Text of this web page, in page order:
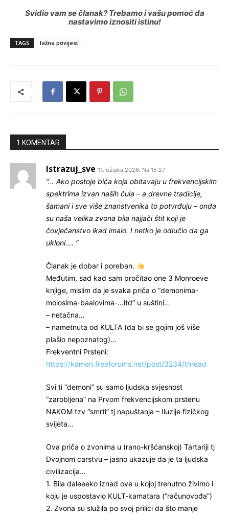
Svidio vam se članak? Trebamo i vašu pomoć da
nastavimo iznositi istinu!
TAGS lažna povijest
1 KOMENTAR
Istrazuj_sve 11. ožujka 2026. Na 15:27
“… Ako postoje bića koja obitavaju u frekvencijskim
spektrima izvan naših čula – a drevne tradicije,
šamani i sve više znanstvenika to potvrđuju – onda
su naša velika zvona bila najjači štit koji je
čovječanstvo ikad imalo. I netko je odlučio da ga
ukloni…. “
Članak je dobar i poreban.
Međutim, sad kad sam pročitao one 3 Monroeve
knjige, mislim da je svaka priča o “demonima-
molosima-baalovima-…itd” u suštini…
– netačna…
– nametnuta od KULTA (da bi se gojim još više
plašio nepoznatog)…
Frekventni Prsteni:
https://kamen.freeforums.net/post/3234/thread
Svi ti “demoni” su samo ljudska svjesnost
“zarobljena” na Prvom frekvencijskom prstenu
NAKOM tzv “smrti” tj napuštanja – Iluzije fizičkog
svijeta…
Ova priča o zvonima u (rano-kršćanskoj) Tartariji tj
Dvojnom carstvu – jasno ukazuje da je ta ljudska
civilizacija…
1. Bila daleeeko iznad ove u kojoj trenutno živimo i
koju je uspostavio KULT-kamatara (“računovođa”)
2. Zvona su služila po svoj prilici da što manje